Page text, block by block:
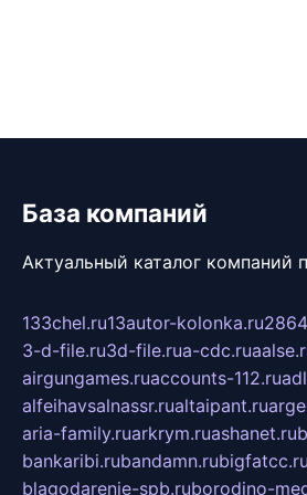
База компаний
Актуальный каталог компаний
133chel.ru13autor-kolonka.ru
3-d-file.ru3d-file.rua-cdc.ru
airgungames.ruaccounts-112.ru
alfeihavsalnassr.rualtaipant.ru
aria-family.ruarkrym.ruashanet.ru
bankaribi.rubandamn.rubigfatcc.ru
blagodarenie-spb.ruborodino-